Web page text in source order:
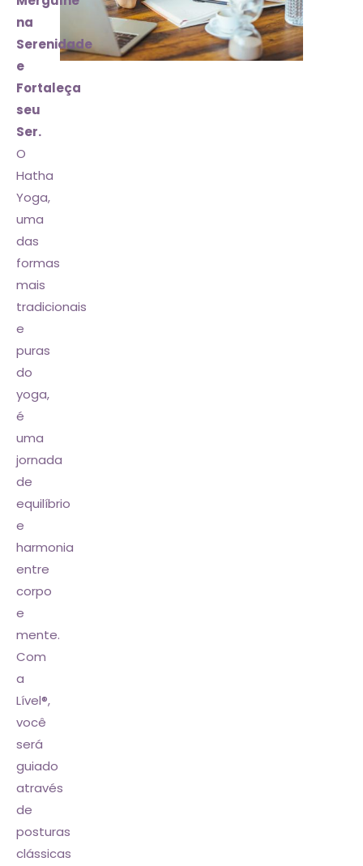
na
Serenidade
e
Fortaleça
seu
Ser.
O
Hatha
Yoga,
uma
das
formas
mais
tradicionais
e
puras
do
yoga,
é
uma
jornada
de
equilíbrio
e
harmonia
entre
corpo
e
mente.
Com
a
Lível®,
você
será
guiado
através
de
posturas
clássicas